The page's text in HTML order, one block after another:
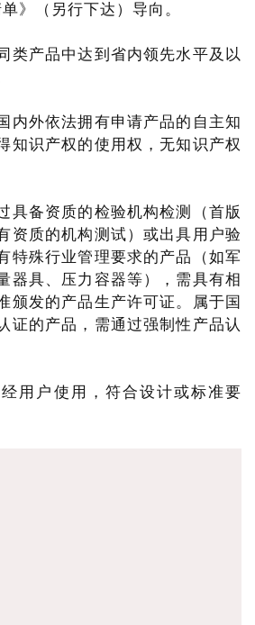
》（另行下达）导向。
类产品中达到省内领先水平及以
内外依法拥有申请产品的自主知
知识产权的使用权，无知识产权
具备资质的检验机构检测（首版
资质的机构测试）或出具用户验
特殊行业管理要求的产品（如军
器具、压力容器等），需具有相
颁发的产品生产许可证。属于国
证的产品，需通过强制性产品认
经用户使用，符合设计或标准要